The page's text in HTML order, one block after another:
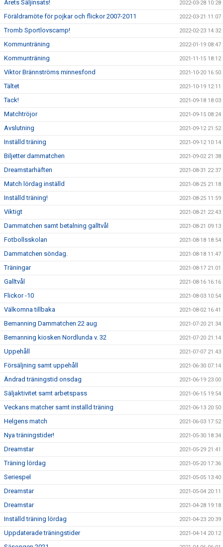
Årets Säljinsats! 2022-03-28 10:28
Föräldramöte för pojkar och flickor 2007-2011 2022-03-21 11:07
Tromb Sportlovscamp! 2022-02-23 14:32
Kommunträning 2022-01-19 08:47
Kommunträning 2021-11-15 18:12
Viktor Brännströms minnesfond 2021-10-20 16:50
Tältet 2021-10-19 12:11
Tack! 2021-09-18 18:03
Matchtröjor 2021-09-15 08:24
Avslutning 2021-09-12 21:52
Inställd träning 2021-09-12 10:14
Biljetter dammatchen 2021-09-02 21:38
Dreamstarhäften 2021-08-31 22:37
Match lördag inställd 2021-08-25 21:18
Inställd träning! 2021-08-25 11:59
Viktigt 2021-08-21 22:43
Dammatchen samt betalning galltvål 2021-08-21 09:13
Fotbollsskolan 2021-08-18 18:54
Dammatchen söndag. 2021-08-18 11:47
Träningar 2021-08-17 21:01
Galltvål 2021-08-16 16:16
Flickor -10 2021-08-03 10:54
Välkomna tillbaka 2021-08-02 16:41
Bemanning Dammatchen 22 aug 2021-07-20 21:34
Bemanning kiosken Nordlunda v. 32 2021-07-20 21:14
Uppehåll 2021-07-07 21:43
Försäljning samt uppehåll 2021-06-30 07:14
Ändrad träningstid onsdag 2021-06-19 23:00
Säljaktivitet samt arbetspass 2021-06-15 19:54
Veckans matcher samt inställd träning 2021-06-13 20:50
Helgens match 2021-06-03 17:52
Nya träningstider! 2021-05-30 18:34
Dreamstar 2021-05-29 21:41
Träning lördag 2021-05-20 17:36
Seriespel 2021-05-05 13:40
Dreamstar 2021-05-04 20:11
Dreamstar 2021-04-28 19:18
Inställd träning lördag 2021-04-23 20:39
Uppdaterade träningstider 2021-04-14 20:12